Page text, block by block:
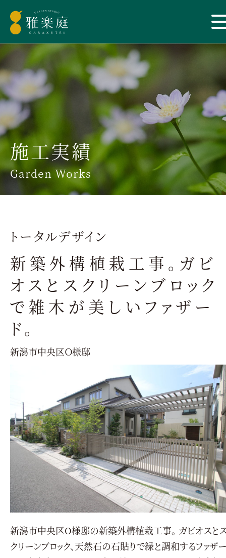
施工実績
Garden Works
トータルデザイン
新築外構植栽工事。ガビ
オスとスクリーンブロック
で雑木が美しいファザー
ド。
新潟市中央区Ｏ様邸
新潟市中央区O様邸の新築外構植栽工事。 ガビオスと
クリーンブロック、天然石の石貼りで緑と調和するファザー